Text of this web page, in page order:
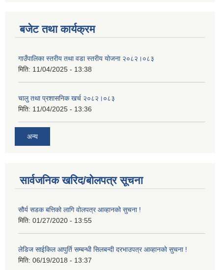
बजेट तथा कार्यक्रम
गाउँपालिका स्तरीय तथा वडा स्तरीय योजना २०८२।०८३
मिति: 11/04/2025 - 13:38
चालु तथा प्रशासनिक खर्च २०८२।०८३
मिति: 11/04/2025 - 13:36
अन्य
सार्वजनिक खरिद/बोलपत्र सूचना
सौर्य सडक बत्तिको लागि वोलपत्र आव्हानको सुचना !
मिति: 01/27/2020 - 13:55
लेडिज साईकिल आपुर्ति सम्बन्धी सिलबन्दी दरभाउपत्र आव्हानको सुचना !
मिति: 06/19/2018 - 13:37